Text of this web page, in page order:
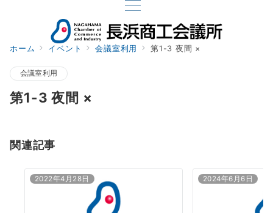
ホーム イベント 会議室利用 第1-3 夜間 ×
会議室利用
第1-3 夜間 ×
関連記事
2022年4月28日 2024年6月6日